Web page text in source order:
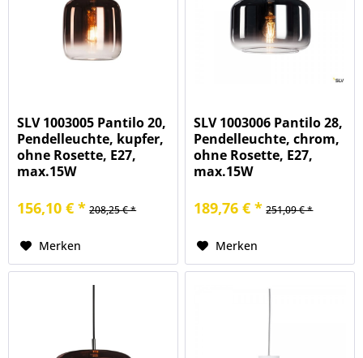
SLV 1003005 Pantilo 20,
Pendelleuchte, kupfer,
ohne Rosette, E27,
max.15W
156,10 € * 208,25 € *
Merken
SLV 1003006 Pantilo 28,
Pendelleuchte, chrom,
ohne Rosette, E27,
max.15W
189,76 € * 251,09 € *
Merken